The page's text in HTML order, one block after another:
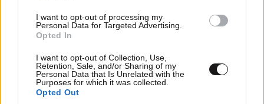
I want to opt-out of processing my
Personal Data for Targeted Advertising.
Opted In
I want to opt-out of Collection, Use,
Retention, Sale, and/or Sharing of my
Personal Data that Is Unrelated with the
Purposes for which it was collected.
Opted Out